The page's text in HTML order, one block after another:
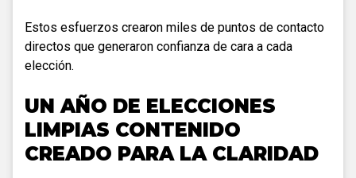
Estos esfuerzos crearon miles de puntos de contacto
directos que generaron confianza de cara a cada
elección.
UN AÑO DE ELECCIONES
LIMPIAS CONTENIDO
CREADO PARA LA CLARIDAD